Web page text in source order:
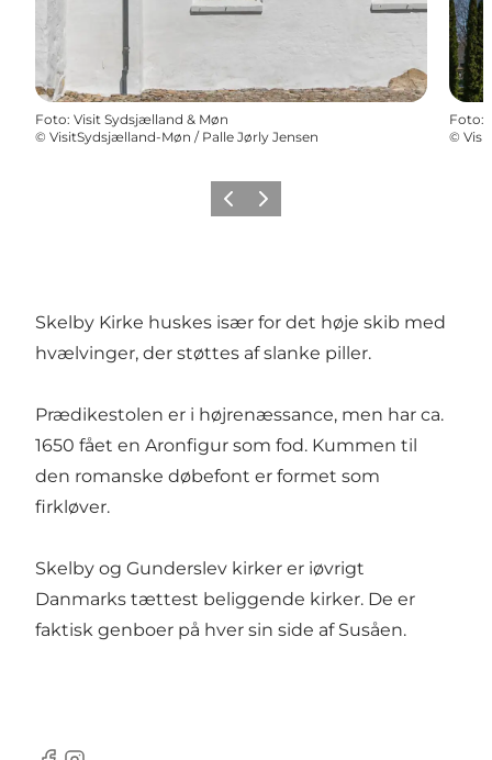
Foto: Visit Sydsjælland & Møn
© VisitSydsjælland-Møn / Palle Jørly Jensen
Foto:
©
ForrigeNæste
Skelby Kirke huskes især for det høje skib med
hvælvinger, der støttes af slanke piller.
Prædikestolen er i højrenæssance, men har ca.
1650 fået en Aronfigur som fod. Kummen til
den romanske døbefont er formet som
firkløver.
Skelby og Gunderslev kirker er iøvrigt
Danmarks tættest beliggende kirker. De er
faktisk genboer på hver sin side af Susåen.